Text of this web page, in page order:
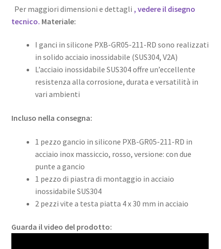
Per maggiori dimensioni e dettagli , vedere il disegno
tecnico. Materiale:
I ganci in silicone PXB-GR05-211-RD sono realizzati
in solido acciaio inossidabile (SUS304, V2A)
L’acciaio inossidabile SUS304 offre un’eccellente
resistenza alla corrosione, durata e versatilità in
vari ambienti
Incluso nella consegna:
1 pezzo gancio in silicone PXB-GR05-211-RD in
acciaio inox massiccio, rosso, versione: con due
punte a gancio
1 pezzo di piastra di montaggio in acciaio
inossidabile SUS304
2 pezzi vite a testa piatta 4 x 30 mm in acciaio
Guarda il video del prodotto: